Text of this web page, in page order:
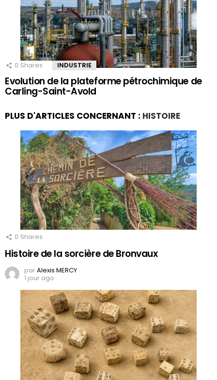
0 Shares INDUSTRIE
Evolution de la plateforme pétrochimique de
Carling-Saint-Avold
PLUS D'ARTICLES CONCERNANT : HISTOIRE
0 Shares
Histoire de la sorcière de Bronvaux
parAlexis MERCY
1 jour ago